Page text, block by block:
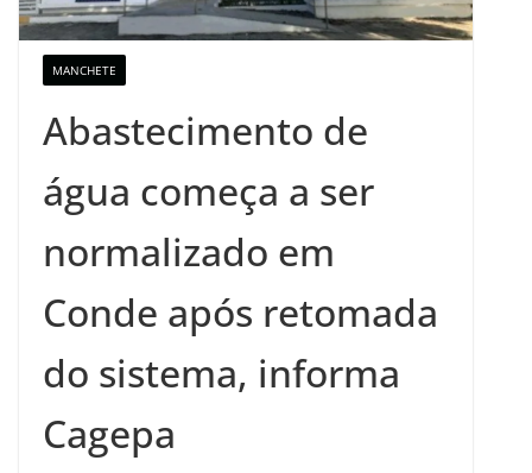
MANCHETE
Abastecimento de
água começa a ser
normalizado em
Conde após retomada
do sistema, informa
Cagepa